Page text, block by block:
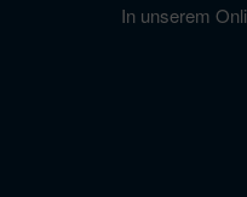
In unserem